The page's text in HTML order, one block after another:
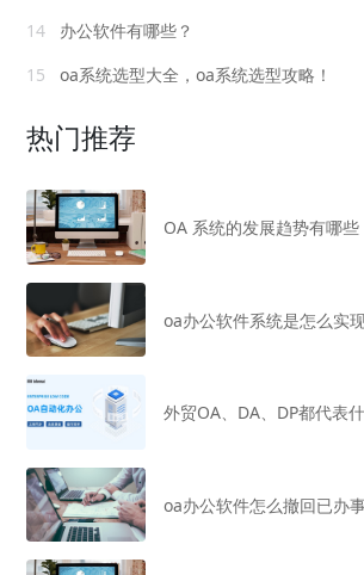
14
办公软件有哪些？
15
oa系统选型大全，oa系统选型攻略！
热门推荐
OA 系统的发展趋势有哪些
oa办公软件系统是怎么实
外贸OA、DA、DP都代表
oa办公软件怎么撤回已办